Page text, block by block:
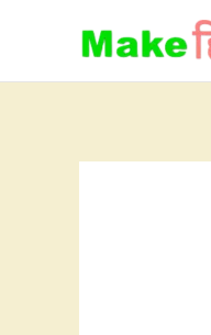
content